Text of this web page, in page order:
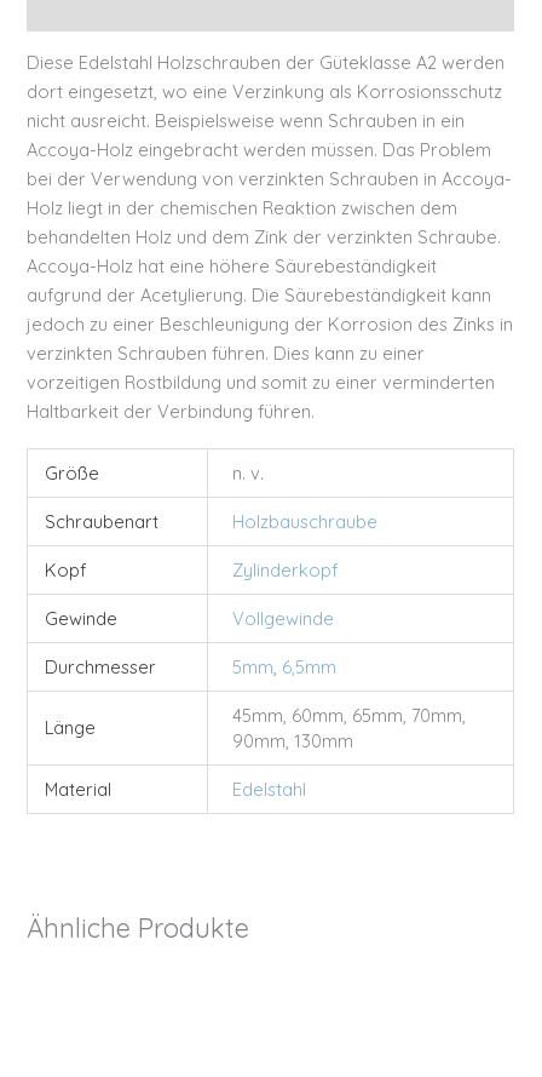
Diese Edelstahl Holzschrauben der Güteklasse A2 werden
dort eingesetzt, wo eine Verzinkung als Korrosionsschutz
nicht ausreicht. Beispielsweise wenn Schrauben in ein
Accoya-Holz eingebracht werden müssen. Das Problem
bei der Verwendung von verzinkten Schrauben in Accoya-
Holz liegt in der chemischen Reaktion zwischen dem
behandelten Holz und dem Zink der verzinkten Schraube.
Accoya-Holz hat eine höhere Säurebeständigkeit
aufgrund der Acetylierung. Die Säurebeständigkeit kann
jedoch zu einer Beschleunigung der Korrosion des Zinks in
verzinkten Schrauben führen. Dies kann zu einer
vorzeitigen Rostbildung und somit zu einer verminderten
Haltbarkeit der Verbindung führen.
Größe n. v.
Schraubenart Holzbauschraube
Kopf Zylinderkopf
Gewinde Vollgewinde
Durchmesser 5mm, 6,5mm
Länge
45mm, 60mm, 65mm, 70mm,
90mm, 130mm
Material Edelstahl
Ähnliche Produkte